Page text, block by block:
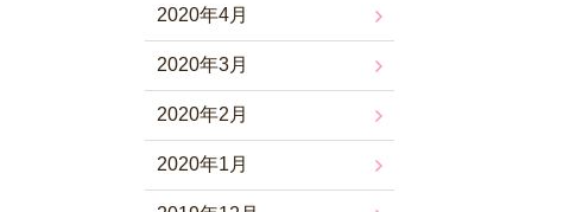
2020年4月
2020年3月
2020年2月
2020年1月